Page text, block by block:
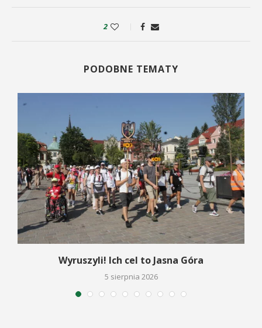
2
PODOBNE TEMATY
Wyruszyli! Ich cel to Jasna Góra
5 sierpnia 2026